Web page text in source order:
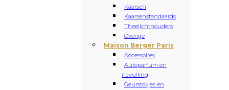
Kaarsen
Kaarsenstandaards
Theelichthouders
Overige
Maison Berger Paris
Accessoires
Autoparfum en
navulling
Geurstokjes en